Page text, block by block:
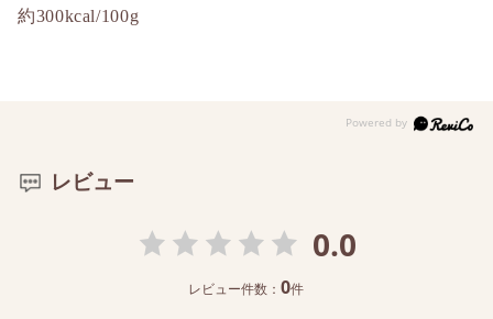
約300kcal/100g
レビュー
0.0
レビュー件数：0件